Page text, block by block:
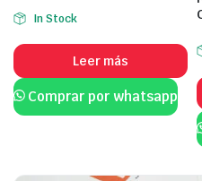
In Stock
Leer más
Comprar por whatsapp